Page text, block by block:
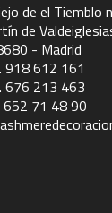
de el Tiemblo
de
- Madrid
918 612 161
676 213 463
652 71 48 90